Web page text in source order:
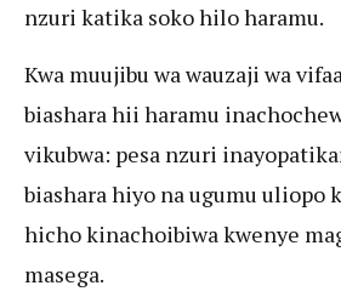
nzuri katika soko hilo haramu.
Kwa muujibu wa wauzaji wa
biashara hii haramu
vikubwa: pesa nzuri
biashara hiyo na ugumu uliopo
hicho kinachoibiwa kwenye
masega.